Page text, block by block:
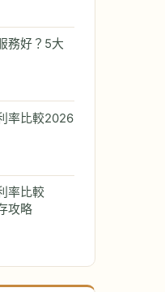
務好？5大
率比較2026
率比較
攻略